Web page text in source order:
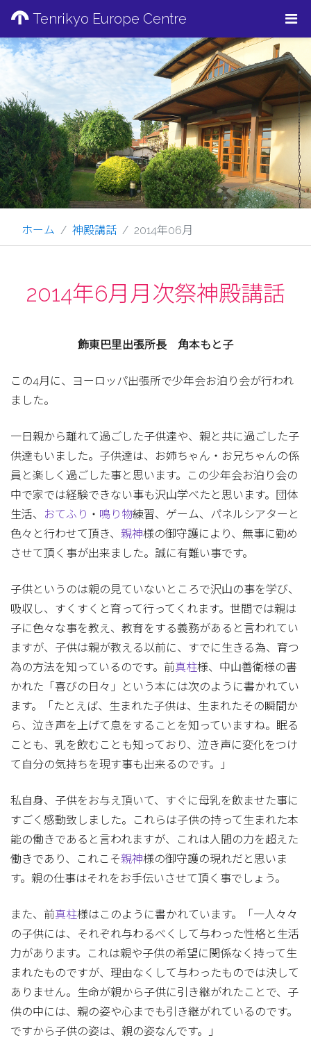
Tenrikyo Europe Centre
ホーム 神殿講話 2014年06月
2014年6月月次祭神殿講話
飾東巴里出張所長 角本もと子
この4月に、ヨーロッパ出張所で少年会お泊り会が行われ
ました。
一日親から離れて過ごした子供達や、親と共に過ごした子
供達もいました。子供達は、お姉ちゃん・お兄ちゃんの係
員と楽しく過ごした事と思います。この少年会お泊り会の
中で家では経験できない事も沢山学べたと思います。団体
生活、
おてふり ・ 鳴り物練習、ゲーム、パネルシアターと
色々と行わせて頂き、 親神様の御守護により、無事に勤め
させて頂く事が出来ました。誠に有難い事です。
子供というのは親の見ていないところで沢山の事を学び、
吸収し、すくすくと育って行ってくれます。世間では親は
子に色々な事を教え、教育をする義務があると言われてい
ますが、子供は親が教える以前に、すでに生きる為、育つ
為の方法を知っているのです。前真柱様、中山善衛様の書
かれた「喜びの日々」という本には次のように書かれてい
ます。「たとえば、生まれた子供は、生まれたその瞬間か
ら、泣き声を上げて息をすることを知っていますね。眠る
ことも、乳を飲むことも知っており、泣き声に変化をつけ
て自分の気持ちを現す事も出来るのです。」
私自身、子供をお与え頂いて、すぐに母乳を飲ませた事に
すごく感動致しました。これらは子供の持って生まれた本
能の働きであると言われますが、これは人間の力を超えた
働きであり、これこそ親神様の御守護の現れだと思いま
す。親の仕事はそれをお手伝いさせて頂く事でしょう。
また、前真柱様はこのように書かれています。「一人々々
の子供には、それぞれ与わるべくして与わった性格と生活
力があります。これは親や子供の希望に関係なく持って生
まれたものですが、理由なくして与わったものでは決して
ありません。生命が親から子供に引き継がれたことで、子
供の中には、親の姿や心までも引き継がれているのです。
ですから子供の姿は、親の姿なんです。」